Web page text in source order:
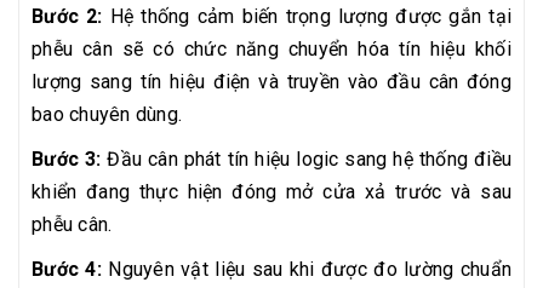
Bước 2: Hệ thống cảm biến trọng lượng được gắn tại
phễu cân sẽ có chức năng chuyển hóa tín hiệu khối
lượng sang tín hiệu điện và truyền vào đầu cân đóng
bao chuyên dùng.
Bước 3: Đầu cân phát tín hiệu logic sang hệ thống điều
khiển đang thực hiện đóng mở cửa xả trước và sau
phễu cân.
Bước 4:Nguyên vật liệu sau khi được đo lường chuẩn